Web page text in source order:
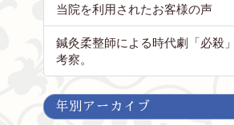
当院を利用されたお客様の声
鍼灸柔整師による時代劇「必殺
考察。
年別アーカイブ